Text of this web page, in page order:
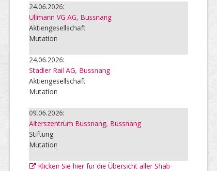
24.06.2026:
Ullmann VG AG, Bussnang
Aktiengesellschaft
Mutation
24.06.2026:
Stadler Rail AG, Bussnang
Aktiengesellschaft
Mutation
09.06.2026:
Alterszentrum Bussnang, Bussnang
Stiftung
Mutation
Klicken Sie hier für die Übersicht aller Shab-